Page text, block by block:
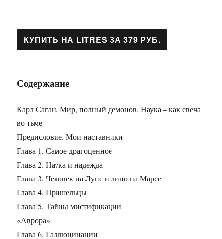
Содержание
Карл Саган. Мир, полный демонов. Наука – как свеча
во тьме
Предисловие. Мои наставники
Глава 1. Самое драгоценное
Глава 2. Наука и надежда
Глава 3. Человек на Луне и лицо на Марсе
Глава 4. Пришельцы
Глава 5. Тайны мистификации
«Аврора»
Глава 6. Галлюцинации